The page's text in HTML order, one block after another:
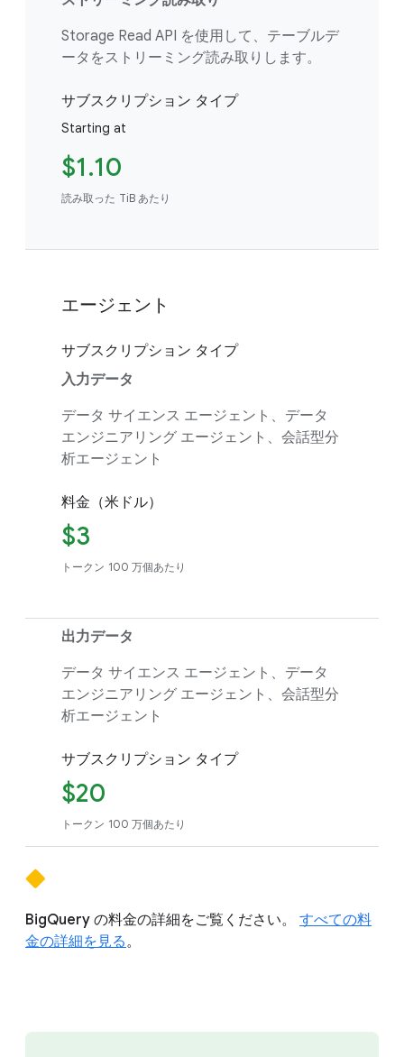
Storage Read API を使用して、テーブルデ
ータをストリーミング読み取りします。
サブスクリプション タイプ
Starting at
$1.10
読み取った TiB あたり
エージェント
サブスクリプション タイプ
入力データ
データ サイエンス エージェント、データ
エンジニアリング エージェント、会話型分
析エージェント
料金（米ドル）
$3
トークン 100 万個あたり
出力データ
データ サイエンス エージェント、データ
エンジニアリング エージェント、会話型分
析エージェント
サブスクリプション タイプ
$20
トークン 100 万個あたり
BigQuery の料金の詳細をご覧ください。 すべての料
金の詳細を見る。